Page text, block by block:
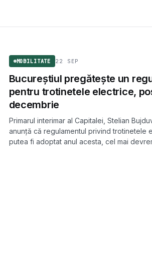
MOBILITATE 22 SEP
Bucureștiul pregătește un
pentru trotinetele electrice,
decembrie
Primarul interimar al Capitalei, Stelian
anunță că regulamentul privind trotinetele
putea fi adoptat anul acesta, cel mai